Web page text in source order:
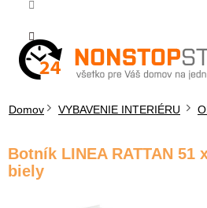
obsah
Domov VYBAVENIE INTERIÉRU
Botník LINEA RATTAN 51
biely